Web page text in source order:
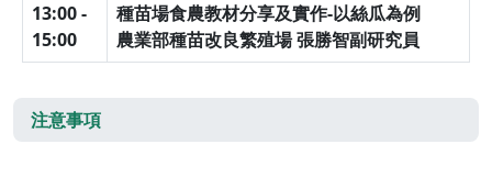
13:00 -
15:00
種苗場食農教材分享及實作-以絲瓜為例
農業部種苗改良繁殖場 張勝智副研究員
注意事項